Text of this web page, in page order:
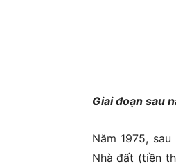
Giai đoạn sau
Năm 1975,
Nhà đất (tiền